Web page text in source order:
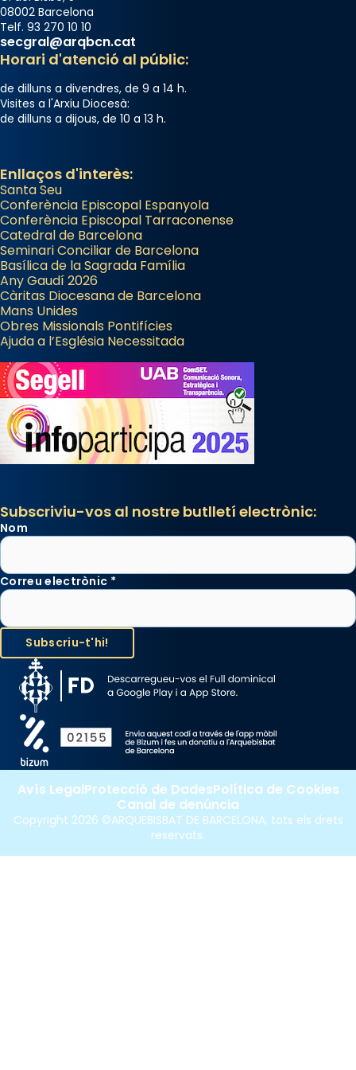
08002 Barcelona
Telf. 93 270 10 10
secgral@arqbcn.cat
Horari d'atenció al públic:
de dilluns a divendres, de 9 a 14 h.
Visites a l'Arxiu Diocesà:
de dilluns a dijous, de 10 a 13 h.
Enllaços d'interès:
Santa Seu
Conferència Episcopal Espanyola
Conferència Episcopal Tarraconense
Catedral de Barcelona
Seminari Conciliar de Barcelona
Basílica de la Sagrada Família
Any Gaudí 2026
Càritas Diocesana de Barcelona
Mans Unides
Obres Missionals Pontifícies
Ajuda a l’Església Necessitada
Subscriviu-vos al nostre butlletí electrònic:
Nom
Correu electrònic *
Copyright 2026 ©ARQUEBISBAT DE BARCELONA, tots els drets
reservats.
Avís LegalProtecció de DadesPolítica de Cookies
Canal de denúncia